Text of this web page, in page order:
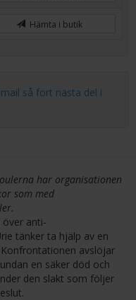
Hämta i butik
så fort nästa del i
har organisationen
som med
anti-
tänker ta hjälp av en
avslöjar
en säker död och
den slakt som följer